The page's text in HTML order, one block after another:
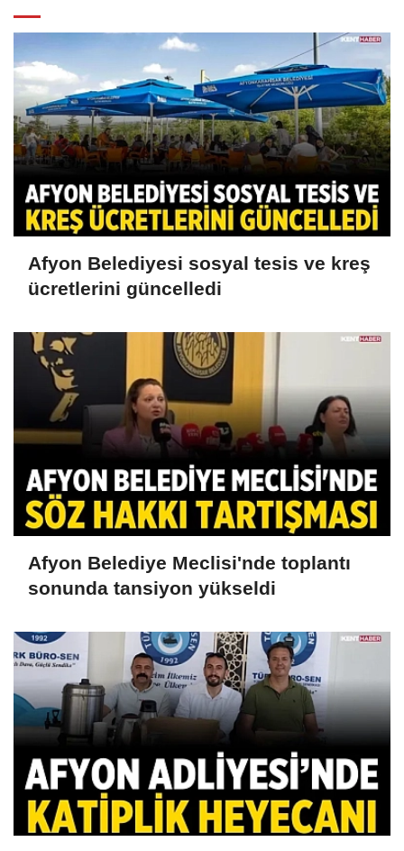
Afyon Belediyesi sosyal tesis ve kreş
ücretlerini güncelledi
Afyon Belediye Meclisi'nde toplantı
sonunda tansiyon yükseldi